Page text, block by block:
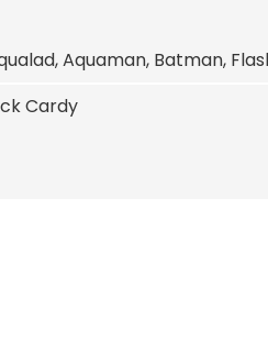
Aquaman, Batman,
Cardy